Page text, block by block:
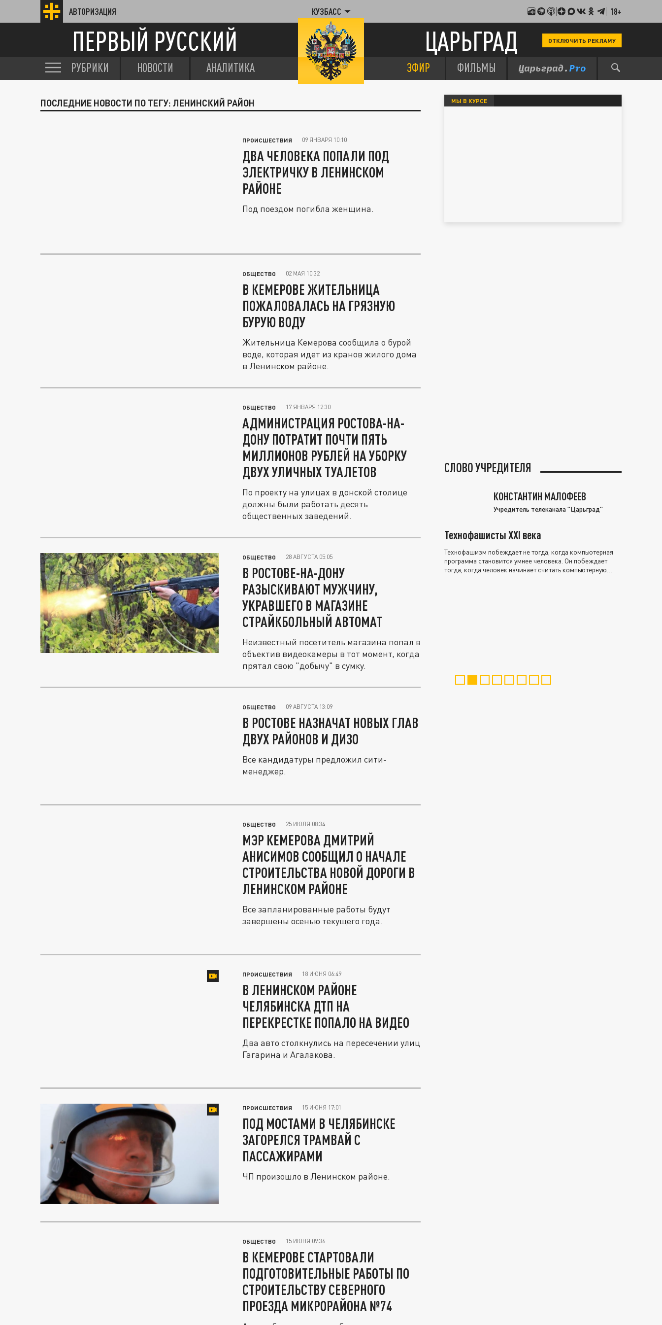
АВТОРИЗАЦИЯ КУЗБАСС 18+
ПЕРВЫЙ РУССКИЙ ЦАРЬГРАД ОТКЛЮЧИТЬ РЕКЛАМУ
РУБРИКИ НОВОСТИ АНАЛИТИКА ЭФИР ФИЛЬМЫ
ПОСЛЕДНИЕ НОВОСТИ ПО ТЕГУ: ЛЕНИНСКИЙ РАЙОН
ПРОИСШЕСТВИЯ 09 ЯНВАРЯ 10:10
ДВА ЧЕЛОВЕКА ПОПАЛИ ПОД
ЭЛЕКТРИЧКУ В ЛЕНИНСКОМ
РАЙОНЕ
Под поездом погибла женщина.
ОБЩЕСТВО 02 МАЯ 10:32
В КЕМЕРОВЕ ЖИТЕЛЬНИЦА
ПОЖАЛОВАЛАСЬ НА ГРЯЗНУЮ
БУРУЮ ВОДУ
Жительница Кемерова сообщила о бурой
воде, которая идет из кранов жилого дома
в Ленинском районе.
ОБЩЕСТВО 17 ЯНВАРЯ 12:30
АДМИНИСТРАЦИЯ РОСТОВА-НА-
ДОНУ ПОТРАТИТ ПОЧТИ ПЯТЬ
МИЛЛИОНОВ РУБЛЕЙ НА УБОРКУ
ДВУХ УЛИЧНЫХ ТУАЛЕТОВ
По проекту на улицах в донской столице
должны были работать десять
общественных заведений.
ОБЩЕСТВО 28 АВГУСТА 05:05
В РОСТОВЕ-НА-ДОНУ
РАЗЫСКИВАЮТ МУЖЧИНУ,
УКРАВШЕГО В МАГАЗИНЕ
СТРАЙКБОЛЬНЫЙ АВТОМАТ
Неизвестный посетитель магазина попал в
объектив видеокамеры в тот момент, когда
прятал свою "добычу" в сумку.
ОБЩЕСТВО 09 АВГУСТА 13:09
В РОСТОВЕ НАЗНАЧАТ НОВЫХ ГЛАВ
ДВУХ РАЙОНОВ И ДИЗО
Все кандидатуры предложил сити-
менеджер.
ОБЩЕСТВО 25 ИЮЛЯ 08:34
МЭР КЕМЕРОВА ДМИТРИЙ
АНИСИМОВ СООБЩИЛ О НАЧАЛЕ
СТРОИТЕЛЬСТВА НОВОЙ ДОРОГИ В
ЛЕНИНСКОМ РАЙОНЕ
Все запланированные работы будут
завершены осенью текущего года.
ПРОИСШЕСТВИЯ 18 ИЮНЯ 06:49
В ЛЕНИНСКОМ РАЙОНЕ
ЧЕЛЯБИНСКА ДТП НА
ПЕРЕКРЕСТКЕ ПОПАЛО НА ВИДЕО
Два авто столкнулись на пересечении улиц
Гагарина и Агалакова.
ПРОИСШЕСТВИЯ 15 ИЮНЯ 17:01
ПОД МОСТАМИ В ЧЕЛЯБИНСКЕ
ЗАГОРЕЛСЯ ТРАМВАЙ С
ПАССАЖИРАМИ
ЧП произошло в Ленинском районе.
ОБЩЕСТВО 15 ИЮНЯ 09:36
В КЕМЕРОВЕ СТАРТОВАЛИ
ПОДГОТОВИТЕЛЬНЫЕ РАБОТЫ ПО
СТРОИТЕЛЬСТВУ СЕВЕРНОГО
ПРОЕЗДА МИКРОРАЙОНА №74
МЫ В КУРСЕ
СЛОВО УЧРЕДИТЕЛЯ
КОНСТАНТИН МАЛОФЕЕВ
Учредитель телеканала "Царьград"
Технофашисты XXI века
Технофашизм побеждает не тогда, когда компьютерная
программа становится умнее человека. Он побеждает
тогда, когда человек начинает считать компьютерную